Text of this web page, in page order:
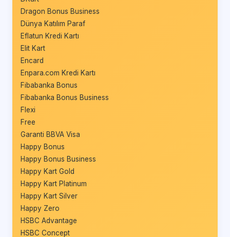
Dragon Bonus Business
Dünya Katılım Paraf
Eflatun Kredi Kartı
Elit Kart
Encard
Enpara.com Kredi Kartı
Fibabanka Bonus
Fibabanka Bonus Business
Flexi
Free
Garanti BBVA Visa
Happy Bonus
Happy Bonus Business
Happy Kart Gold
Happy Kart Platinum
Happy Kart Silver
Happy Zero
HSBC Advantage
HSBC Concept